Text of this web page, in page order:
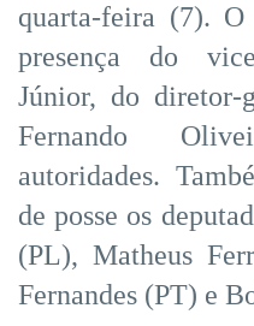
quarta-feira (7).
presença do
Júnior, do diretor-
Fernando
autoridades.
de posse os
(PL), Matheus
Fernandes (PT) e